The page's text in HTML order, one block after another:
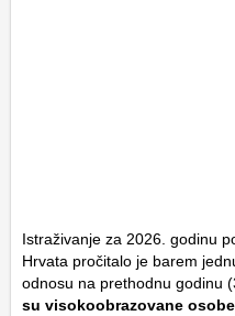
Istraživanje za 2026. godinu
Hrvata pročitalo je barem
odnosu na prethodnu godinu
su visokoobrazovane osobe